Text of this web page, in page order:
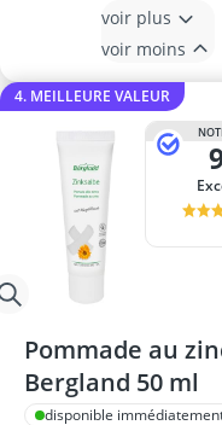
voir plus
voir moins
4. MEILLEURE VALEUR
Pommade au
Bergland 50 ml
disponible